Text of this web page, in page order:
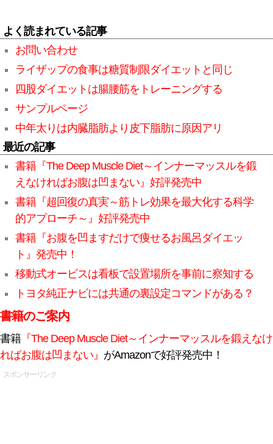
よく読まれている記事
お問い合わせ
ライザップの食事は糖質制限ダイエットと同じ
四股ダイエットは腸腰筋をトレーニングする
サンプルページ
中年太りは内臓脂肪より皮下脂肪に原因アリ
最近の記事
書籍『The Deep Muscle Diet～インナーマッスルを鍛
えなければお腹は凹まない』好評発売中
書籍『超回復の真実～筋トレ効果を最大化する科学
的アプローチ～』好評発売中
書籍『お腹を凹ますだけで痩せるお風呂ダイエッ
ト』発売中！
移動式オービスは看板で設置場所を事前に察知する
トヨタ純正ナビには共通の裏設定コマンドがある？
書籍のご案内
書籍『The Deep Muscle Diet～インナーマッスルを鍛えなけ
ればお腹は凹まない』 がAmazonで好評発売中！
スポンサーリンク